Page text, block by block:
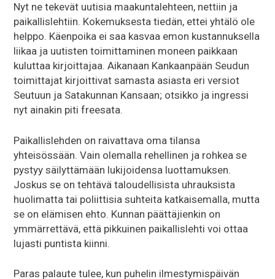
Nyt ne tekevät uutisia maakuntalehteen, nettiin ja
paikallislehtiin. Kokemuksesta tiedän, ettei yhtälö ole
helppo. Käenpoika ei saa kasvaa emon kustannuksella
liikaa ja uutisten toimittaminen moneen paikkaan
kuluttaa kirjoittajaa. Aikanaan Kankaanpään Seudun
toimittajat kirjoittivat samasta asiasta eri versiot
Seutuun ja Satakunnan Kansaan; otsikko ja ingressi
nyt ainakin piti freesata.
Paikallislehden on raivattava oma tilansa
yhteisössään. Vain olemalla rehellinen ja rohkea se
pystyy säilyttämään lukijoidensa luottamuksen.
Joskus se on tehtävä taloudellisista uhrauksista
huolimatta tai poliittisia suhteita katkaisemalla, mutta
se on elämisen ehto. Kunnan päättäjienkin on
ymmärrettävä, että pikkuinen paikallislehti voi ottaa
lujasti puntista kiinni.
Paras palaute tulee, kun puhelin ilmestymispäivän